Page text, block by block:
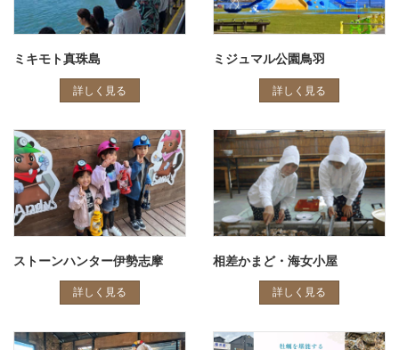
ミキモト真珠島
詳しく見る
ミジュマル公園鳥羽
詳しく見る
ストーンハンター伊勢志摩
詳しく見る
相差かまど・海女小屋
詳しく見る